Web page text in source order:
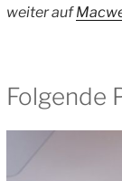
weiter auf
Folgende